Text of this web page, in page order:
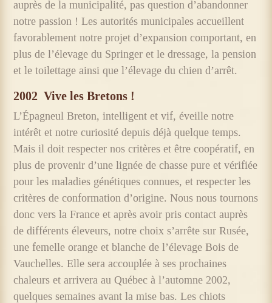
auprès de la municipalité, pas question d’abandonner
notre passion ! Les autorités municipales accueillent
favorablement notre projet d’expansion comportant, en
plus de l’élevage du Springer et le dressage, la pension
et le toilettage ainsi que l’élevage du chien d’arrêt.
2002 Vive les Bretons !
L’Épagneul Breton, intelligent et vif, éveille notre
intérêt et notre curiosité depuis déjà quelque temps.
Mais il doit respecter nos critères et être coopératif, en
plus de provenir d’une lignée de chasse pure et vérifiée
pour les maladies génétiques connues, et respecter les
critères de conformation d’origine. Nous nous tournons
donc vers la France et après avoir pris contact auprès
de différents éleveurs, notre choix s’arrête sur Rusée,
une femelle orange et blanche de l’élevage Bois de
Vauchelles. Elle sera accouplée à ses prochaines
chaleurs et arrivera au Québec à l’automne 2002,
quelques semaines avant la mise bas. Les chiots